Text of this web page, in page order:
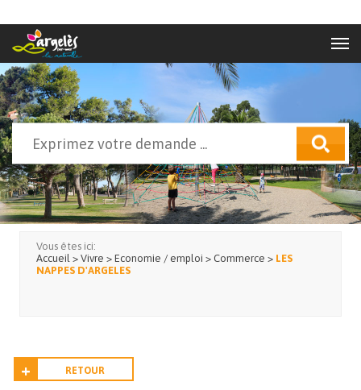
Formulaire de recherche
Vous êtes ici:
Accueil > Vivre > Economie / emploi > Commerce > LES
NAPPES D'ARGELES
RETOUR